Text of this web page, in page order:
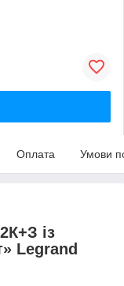
Оплата Умови
із
Legrand